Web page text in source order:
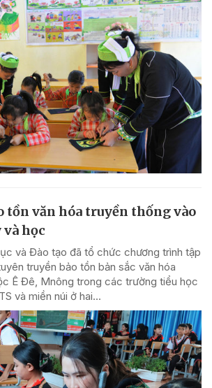
tồn văn hóa truyền thống vào
học
và Đào tạo đã tổ chức chương trình tập
truyền bảo tồn bản sắc văn hóa
Ê Đê, Mnông trong các trường tiểu học
và miền núi ở hai...